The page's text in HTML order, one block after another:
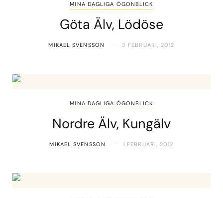
MINA DAGLIGA ÖGONBLICK
Göta Älv, Lödöse
MIKAEL SVENSSON 3 FEBRUARI, 2012
MINA DAGLIGA ÖGONBLICK
Nordre Älv, Kungälv
MIKAEL SVENSSON 1 FEBRUARI, 2012